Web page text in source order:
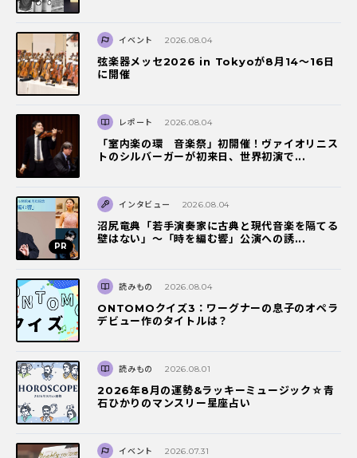
イベント 2026.08.04
弦楽器メッセ2026 in Tokyoが8月14～16日
に開催
レポート 2026.08.04
「室内楽の環 音楽祭」初開催！ヴァイオリニス
トのシルバーガーが初来日、世界初演で...
インタビュー 2026.08.04
沼尻竜典「若手演奏家に古典と現代音楽を隔てる
壁はない」～「時を編む響」公演への誘...
読みもの 2026.08.04
ONTOMOクイズ3：ワーグナーの息子のオペラ
デビュー作のタイトルは？
読みもの 2026.08.01
2026年8月の運勢&ラッキーミュージック☆青
石ひかりのマンスリー星座占い
イベント 2026.07.31